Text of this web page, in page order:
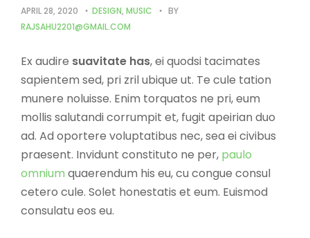
APRIL 28, 2020 DESIGN, MUSIC
BY
RAJSAHU2201@GMAIL.COM
Ex audire suavitate has, ei quodsi tacimates
sapientem sed, pri zril ubique ut. Te cule tation
munere noluisse. Enim torquatos ne pri, eum
mollis salutandi corrumpit et, fugit apeirian duo
ad. Ad oportere voluptatibus nec, sea ei civibus
praesent. Invidunt constituto ne per, paulo
omnium quaerendum his eu, cu congue consul
cetero cule. Solet honestatis et eum. Euismod
consulatu eos eu.